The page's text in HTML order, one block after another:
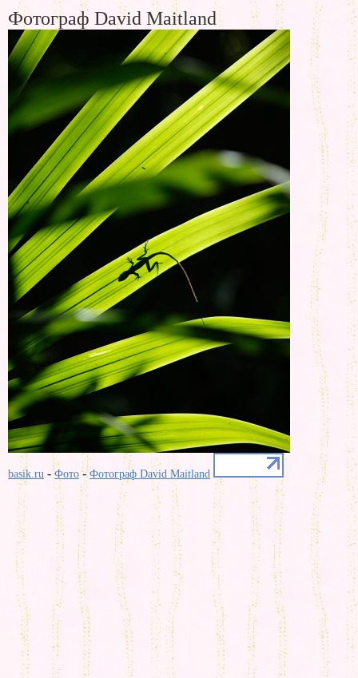
Фотограф David Maitland
basik.ru -Фото -Фотограф David Maitland